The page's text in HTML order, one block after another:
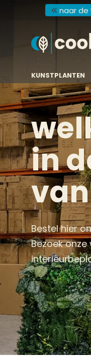
naar de
KUNSTPLANTEN
in
Bestel hier
Bezoek
KUNSTPLANTEN